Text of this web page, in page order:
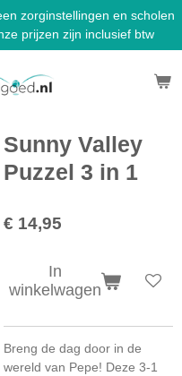
zorginstellingen en scholen
prijzen zijn inclusief btw
Sunny Valley
Puzzel 3 in 1
€ 14,95
In
winkelwagen
Breng de dag door in de
wereld van Pepe! Deze 3-1